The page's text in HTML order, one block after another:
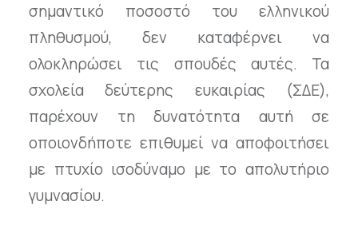
σημαντικό ποσοστό του ελληνικού
πληθυσμού, δεν καταφέρνει να
ολοκληρώσει τις σπουδές αυτές. Τα
σχολεία δεύτερης ευκαιρίας (ΣΔΕ),
παρέχουν τη δυνατότητα αυτή σε
οποιονδήποτε επιθυμεί να αποφοιτήσει
με πτυχίο ισοδύναμο με το απολυτήριο
γυμνασίου.